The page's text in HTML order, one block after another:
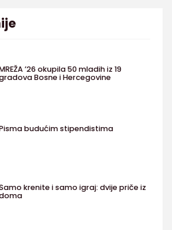
’26 okupila 50 mladih iz 19
Bosne i Hercegovine
budućim stipendistima
krenite i samo igraj: dvije priče iz